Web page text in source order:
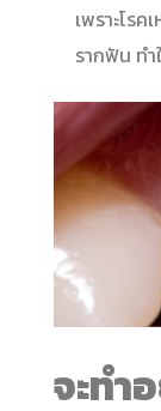
เพราะโร
รากฟัน ท
จะทำ